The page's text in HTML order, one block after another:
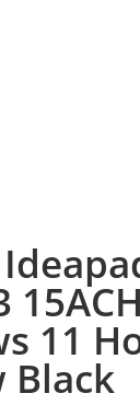
11
Black